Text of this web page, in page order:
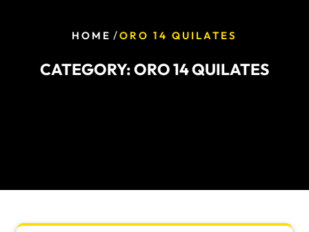
HOME /ORO 14 QUILATES
CATEGORY:ORO 14 QUILATES